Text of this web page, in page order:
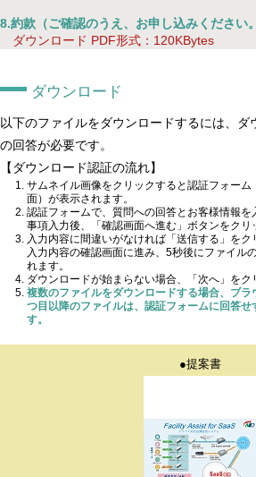
8.約款（ご確認のうえ、お申し込みください。
ダウンロード PDF形式：120KBytes
ダウンロード
以下のファイルをダウンロードするには、
の回答が必要です。
【ダウンロード認証の流れ】
サムネイル画像をクリックすると認証フォーム
面）が表示されます。
認証フォームで、質問への回答とお客様情報を
事項入力後、「確認画面へ進む」ボタンをクリ
入力内容に間違いがなければ「送信する」を
入力内容の確認画面に進み、5秒後にファイル
れます。
ダウンロードが始まらない場合、「次へ」をク
複数のファイルをダウンロードする場合、ブラ
つ目以降のファイルは、認証フォームに回答せ
す。
●提案書